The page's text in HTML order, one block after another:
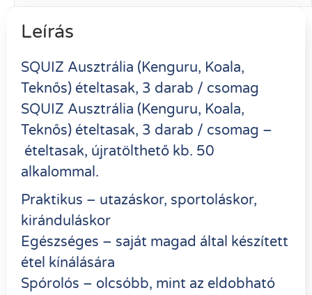
Leírás
SQUIZ Ausztrália (Kenguru, Koala,
Teknős) ételtasak, 3 darab / csomag
SQUIZ Ausztrália (Kenguru, Koala,
Teknős) ételtasak, 3 darab / csomag –
ételtasak, újratölthető kb. 50
alkalommal.
Praktikus – utazáskor, sportoláskor,
kiránduláskor
Egészséges – saját magad által készített
étel kínálására
Spórolós – olcsóbb, mint az eldobható